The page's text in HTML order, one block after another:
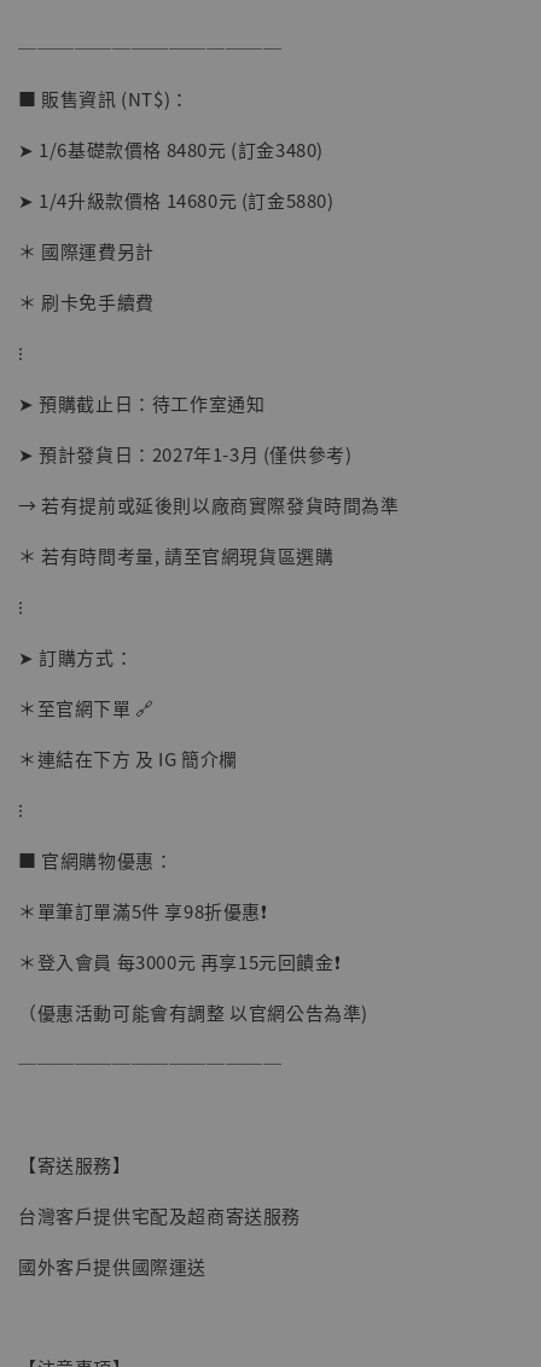
【現貨】BJSTUDIO 1/6系列可動蒐藏人偶 讓
子彈飛 鵝城縣長 張麻子 [BK01]
NT$ 5,300
──────────────
■ 販售資訊 (NT$)：
➤ 1/6基礎款價格 8480元 (訂金3480)
➤ 1/4升級款價格 14680元 (訂金5880)
＊ 國際運費另計
＊ 刷卡免手續費
⁝
➤ 預購截止日：待工作室通知
➤ 預計發貨日：2027年1-3月 (僅供參考)
→ 若有提前或延後則以廠商實際發貨時間為準
＊ 若有時間考量, 請至官網現貨區選購
⁝
➤ 訂購方式：
＊至官網下單 🔗
＊連結在下方 及 IG 簡介欄
⁝
■ 官網購物優惠：
＊單筆訂單滿5件 享98折優惠❗️
＊登入會員 每3000元 再享15元回饋金❗️
（優惠活動可能會有調整 以官網公告為準)
──────────────
【寄送服務】
台灣客戶提供宅配及超商寄送服務
國外客戶提供國際運送